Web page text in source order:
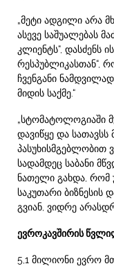
„მეტი ადგილი არა
ასევე საშუალებას
კლიენტს“, დასძენს
რესპუბლიკასთან“,
ჩვენგანი
მიდის საქმე.“
„სტომატოლოგიაში
დავიწყე და სათავსს
პასუხისმგებლობით
სადამდეც საბანი
ნათელი გახდა, რომ
საკუთარი ბიზნესის
გვიან, ვიდრე
ევროკავშირის
5,1 მილიონი ევრო